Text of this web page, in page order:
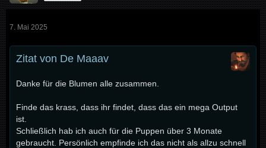
7. Mai 2025
Zitat von De Maaav
Danke für die Blumen alle zusammen.
Finde das krass, dass ihr findet, dass das ein mega Output
ist.
Schließlich hab ich auch für die Puppen über 3 Monate
gebraucht. Persönlich empfinde ich das nicht als allzu schnell